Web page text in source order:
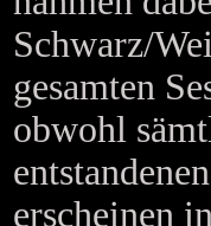
Schwarz/
gesamten
obwohl
erscheinen